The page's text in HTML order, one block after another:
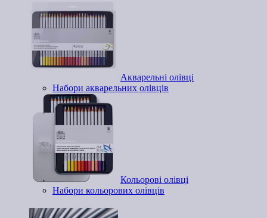
Акварельні олівці
Набори акварельних олівців
Кольорові олівці
Набори кольорових олівців